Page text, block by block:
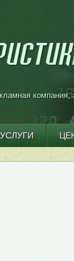
УСЛУГИ